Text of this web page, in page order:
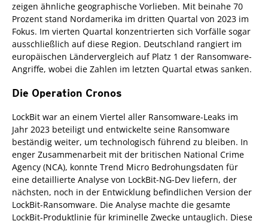
zeigen ähnliche geographische Vorlieben. Mit beinahe 70
Prozent stand Nordamerika im dritten Quartal von 2023 im
Fokus. Im vierten Quartal konzentrierten sich Vorfälle sogar
ausschließlich auf diese Region. Deutschland rangiert im
europäischen Ländervergleich auf Platz 1 der Ransomware-
Angriffe, wobei die Zahlen im letzten Quartal etwas sanken.
Die Operation Cronos
LockBit war an einem Viertel aller Ransomware-Leaks im
Jahr 2023 beteiligt und entwickelte seine Ransomware
beständig weiter, um technologisch führend zu bleiben. In
enger Zusammenarbeit mit der britischen National Crime
Agency (NCA), konnte Trend Micro Bedrohungsdaten für
eine detaillierte Analyse von LockBit-NG-Dev liefern, der
nächsten, noch in der Entwicklung befindlichen Version der
LockBit-Ransomware. Die Analyse machte die gesamte
LockBit-Produktlinie für kriminelle Zwecke untauglich. Diese